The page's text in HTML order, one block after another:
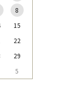
8
15
22
29
5